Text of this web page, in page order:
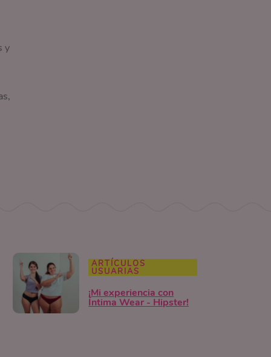
y
ARTÍCULOS
USUARIAS
¡Mi experiencia con
Íntima Wear - Hipster!